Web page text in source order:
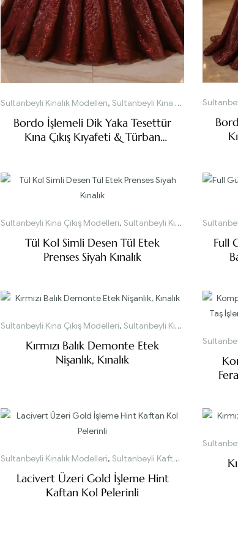
Sultanbeyli Kınalık Modelleri, Sultanbeyli Kına Çıkış Modelleri
Bordo İşlemeli Dik Yaka Tesettür
Kına Çıkış Kıyafeti & Türban
Sultanbeyli Kına Çıkış Modelleri, Sultanbeyli Kınalık Modelleri
Tül Kol Simli Desen Tül Etek
Prenses Siyah Kınalık
Full
Sultanbeyli Kına Çıkış Modelleri, Sultanbeyli Kınalık Modelleri
Kırmızı Balık Demonte Etek
Nişanlık, Kınalık
Sultanbeyli Kınalık Modelleri, Sultanbeyli Kaftan ve Bindallı Modelleri
Lacivert Üzeri Gold İşleme Hint
Kaftan Kol Pelerinli